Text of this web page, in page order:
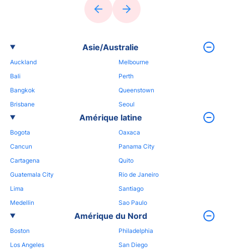
Asie/Australie
Auckland
Bali
Bangkok
Brisbane
Melbourne
Perth
Queenstown
Seoul
Amérique latine
Bogota
Cancun
Cartagena
Guatemala City
Lima
Medellin
Oaxaca
Panama City
Quito
Rio de Janeiro
Santiago
Sao Paulo
Amérique du Nord
Boston
Los Angeles
Philadelphia
San Diego